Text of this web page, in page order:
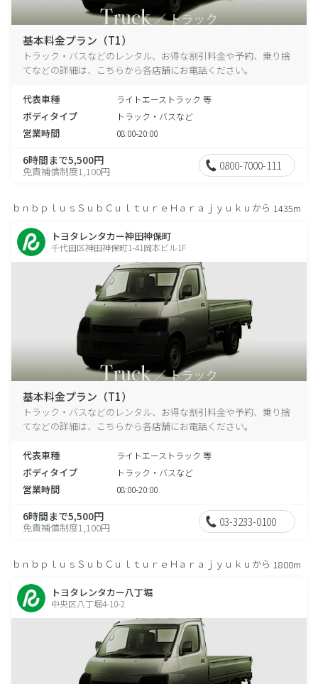
基本料金プラン（T1）
トラック・バスなどのレンタル、お得な割引料金や予約、乗り捨
てなどの詳細は、こちらから各店舗にお電話ください。
代表車種 ライトエーストラック 等
ボディタイプ トラック・バスなど
営業時間 08:00-20:00
6時間まで5,500円
免責補償制度1,100円 0800-7000-111
ｂｎｂｐｌｕｓＳｕｂＣｕｌｔｕｒｅＨａｒａｊｙｕｋｕから 1435m
トヨタレンタカー神田神保町
千代田区神田神保町1-41岡本ビル1F
基本料金プラン（T1）
トラック・バスなどのレンタル、お得な割引料金や予約、乗り捨
てなどの詳細は、こちらから各店舗にお電話ください。
代表車種 ライトエーストラック 等
ボディタイプ トラック・バスなど
営業時間 08:00-20:00
6時間まで5,500円
免責補償制度1,100円 03-3233-0100
ｂｎｂｐｌｕｓＳｕｂＣｕｌｔｕｒｅＨａｒａｊｙｕｋｕから 1800m
トヨタレンタカー八丁堀
中央区八丁堀4-10-2